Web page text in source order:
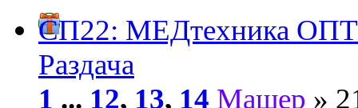
СП22: МЕДтехника
Раздача
1 ... 12, 13, 14 Машер »